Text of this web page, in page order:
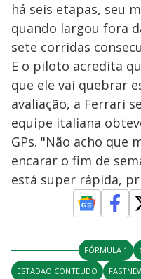
há seis etapas, seu
quando largou fora
sete corridas
E o piloto acredita
que ele vai quebrar
avaliação, a Ferrari
equipe italiana
GPs. "Não acho que
encarar o fim de
está super rápida,
FÓRMULA 1
ESTADAO CONTEUDO